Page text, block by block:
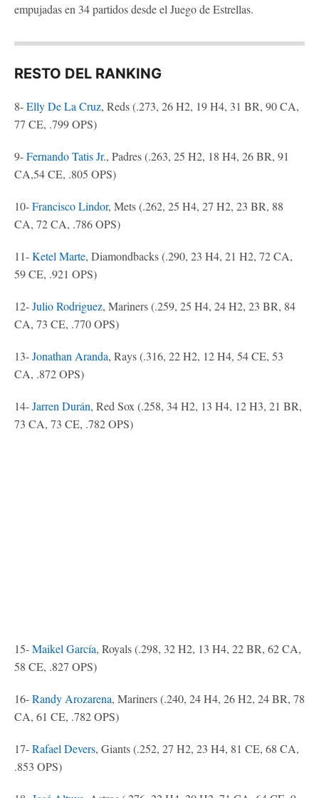
empujadas en 34 partidos desde el Juego de Estrellas.
RESTO DEL RANKING
8-Elly De La Cruz, Reds (.273, 26 H2, 19 H4, 31 BR, 90 CA,
77 CE, .799 OPS)
9-Fernando Tatis Jr., Padres (.263, 25 H2, 18 H4, 26 BR, 91
CA,54 CE, .805 OPS)
10-Francisco Lindor, Mets (.262, 25 H4, 27 H2, 23 BR, 88
CA, 72 CA, .786 OPS)
11-Ketel Marte, Diamondbacks (.290, 23 H4, 21 H2, 72 CA,
59 CE, .921 OPS)
12-Julio Rodriguez, Mariners (.259, 25 H4, 24 H2, 23 BR, 84
CA, 73 CE, .770 OPS)
13-Jonathan Aranda, Rays (.316, 22 H2, 12 H4, 54 CE, 53
CA, .872 OPS)
14-Jarren Durán, Red Sox (.258, 34 H2, 13 H4, 12 H3, 21 BR,
73 CA, 73 CE, .782 OPS)
15-Maikel García, Royals (.298, 32 H2, 13 H4, 22 BR, 62 CA,
58 CE, .827 OPS)
16-Randy Arozarena, Mariners (.240, 24 H4, 26 H2, 24 BR, 78
CA, 61 CE, .782 OPS)
17-Rafael Devers, Giants (.252, 27 H2, 23 H4, 81 CE, 68 CA,
.853 OPS)